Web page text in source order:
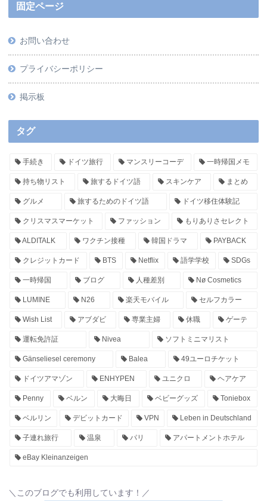
固定ページ
お問い合わせ
プライバシーポリシー
掲示板
タグ
手続き ドイツ旅行 マンスリーコーデ 一時帰国メモ
持ち物リスト 旅するドイツ語 スキンケア まとめ
グルメ 旅するためのドイツ語 ドイツ移住体験記
クリスマスマーケット ファッション もりありさセレクト
ALDITALK ワクチン接種 韓国ドラマ PAYBACK
クレジットカード BTS Netflix 語学学校 SDGs
一時帰国 ブログ 人種差別 Nø Cosmetics
LUMINE N26 楽天モバイル セルフカラー
Wish List アブダビ 専業主婦 休職 ゲーテ
運転免許証 Nivea ソフトミニマリスト
Gänseliesel ceremony Balea 49ユーロチケット
ドイツアマゾン ENHYPEN ユニクロ ヘアケア
Penny ベルン 大晦日 ベビーグッズ Toniebox
ベルリン デビットカード VPN Leben in Deutschland
子連れ旅行 温泉 パリ アパートメントホテル
eBay Kleinanzeigen
＼このブログでも利用しています！／